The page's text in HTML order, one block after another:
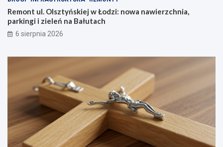
Remont ul. Olsztyńskiej w Łodzi: nowa nawierzchnia,
parkingi i zieleń na Bałutach
6 sierpnia 2026